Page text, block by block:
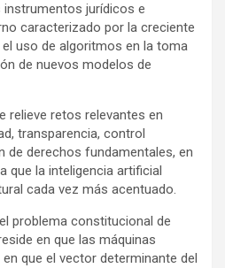
instrumentos jurídicos e
caracterizado por la creciente
uso de algoritmos en la toma
de nuevos modelos de
relieve retos relevantes en
transparencia, control
de derechos fundamentales, en
que la inteligencia artificial
cada vez más acentuado.
problema constitucional de
en que las máquinas
que el vector determinante del